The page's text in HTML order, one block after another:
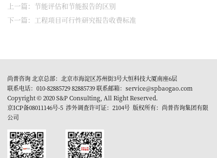
上一篇：节能评估和节能报告的区别
下一篇：工程项目可行性研究报告收费标准
尚普咨询 北京总部：北京市海淀区苏州街3号大恒科技大厦南座6层
联系电话：010-82885729 82885739 联系邮箱：service@spbaogao.com
Copyright © 2020 S&P Consulting, All Right Reserved.
京ICP备08011146号-5 涉外调查许可证：2104号 版权所有：尚普咨询集团有限
公司